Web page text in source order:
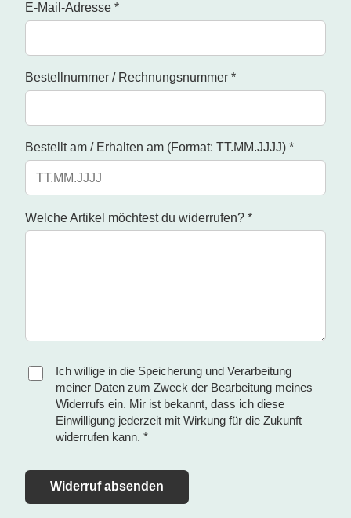
E-Mail-Adresse *
Bestellnummer / Rechnungsnummer *
Bestellt am / Erhalten am (Format: TT.MM.JJJJ) *
Welche Artikel möchtest du widerrufen? *
Ich willige in die Speicherung und Verarbeitung
meiner Daten zum Zweck der Bearbeitung meines
Widerrufs ein. Mir ist bekannt, dass ich diese
Einwilligung jederzeit mit Wirkung für die Zukunft
widerrufen kann. *
Widerruf absenden